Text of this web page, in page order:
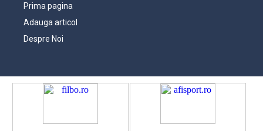
Prima pagina
Adauga articol
Despre Noi